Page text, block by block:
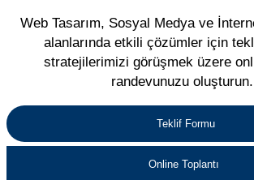
Web Tasarım, Sosyal Medya ve
alanlarında etkili çözümler için
stratejilerimizi görüşmek üzere
randevunuzu oluşturun.
Teklif Formu
Online Toplantı